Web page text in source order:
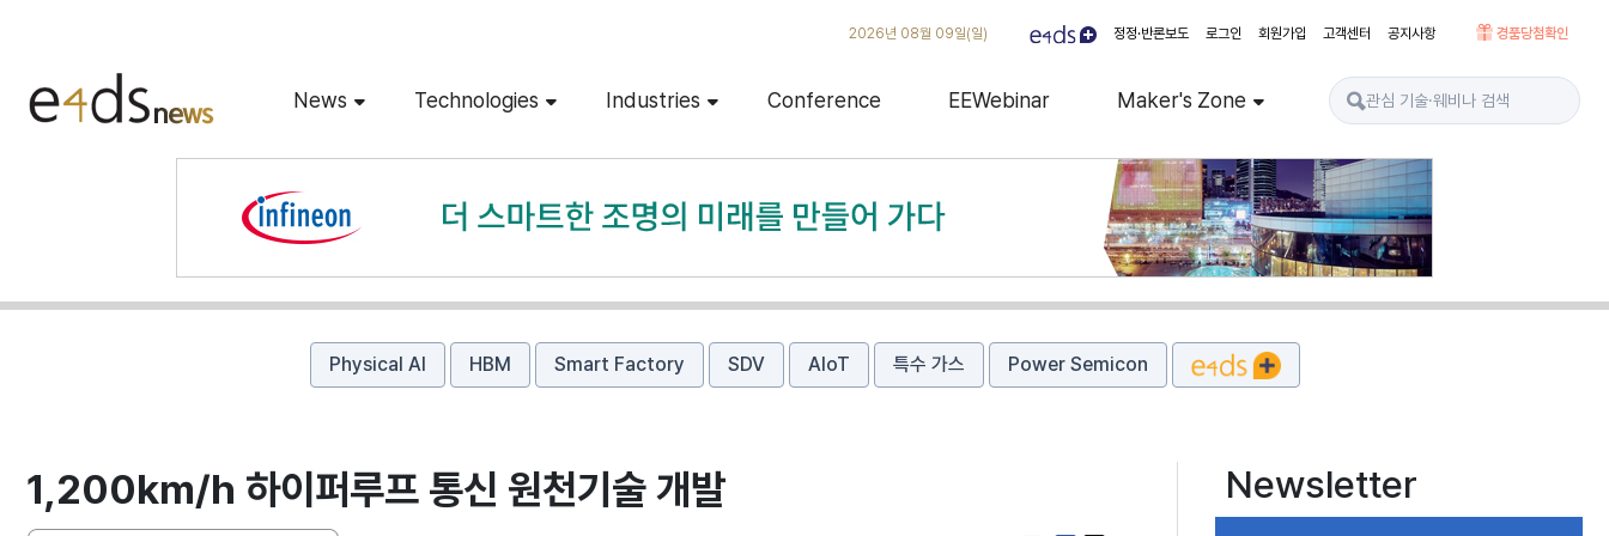
2026년 08월 09일(일) 정정·반론보도 로그인 회원가입 고객센터 공지사항 경품당첨확인
News Technologies Industries Conference EEWebinar Maker's Zone
Physical AI HBM Smart Factory SDV AIoT 특수 가스 Power Semicon
1,200㎞/h 하이퍼루프 통신 원천기술 개발 Newsletter